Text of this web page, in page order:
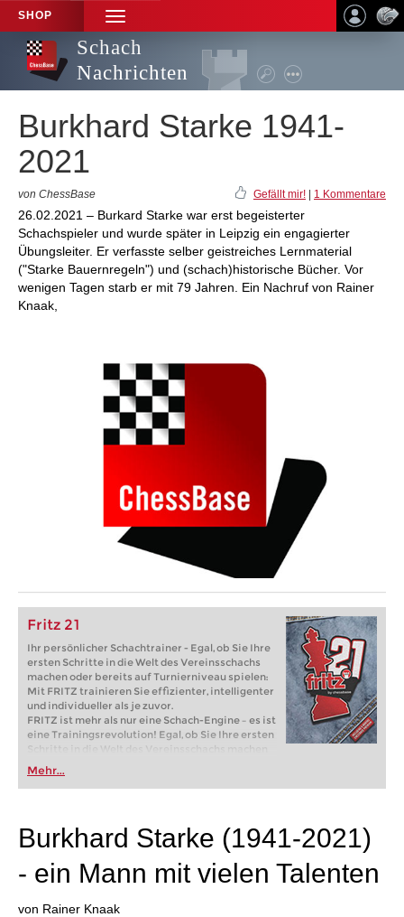
SHOP
TOGGLE
NAVIGATION
Schach
Nachrichten
Burkhard Starke 1941-
2021
von ChessBase Gefällt mir! 1 Kommentare
26.02.2021 – Burkard Starke war erst begeisterter
Schachspieler und wurde später in Leipzig ein engagierter
Übungsleiter. Er verfasste selber geistreiches Lernmaterial
("Starke Bauernregeln") und (schach)historische Bücher. Vor
wenigen Tagen starb er mit 79 Jahren. Ein Nachruf von Rainer
Knaak,
Fritz 21
Ihr persönlicher Schachtrainer - Egal, ob Sie Ihre
ersten Schritte in die Welt des Vereinsschachs
machen oder bereits auf Turnierniveau spielen:
Mit FRITZ trainieren Sie effizienter, intelligenter
und individueller als je zuvor.
FRITZ ist mehr als nur eine Schach-Engine – es ist
eine Trainingsrevolution! Egal, ob Sie Ihre ersten
Schritte in die Welt des Vereinsschachs machen
oder bereits auf Turnierniveau spielen: Mit
FRITZ trainieren Sie effizienter, intelligenter und
individueller als je zuvor.
Mehr...
Burkhard Starke (1941-2021)
- ein Mann mit vielen Talenten
von Rainer Knaak